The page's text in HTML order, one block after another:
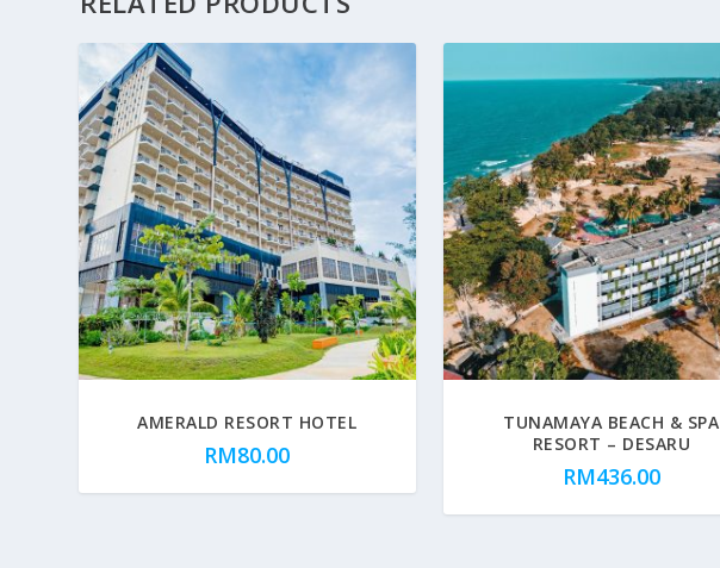
AMERALD RESORT HOTEL
RM80.00
TUNAMAYA BEACH & SPA
RESORT – DESARU
RM436.00